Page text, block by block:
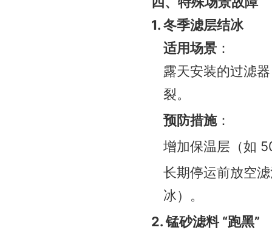
1. 冬季滤层结冰
适用场景：
露天安装的过滤
裂。
预防措施：
增加保温层（如
长期停运前放空
冰）。
2. 锰砂滤料 “跑黑”